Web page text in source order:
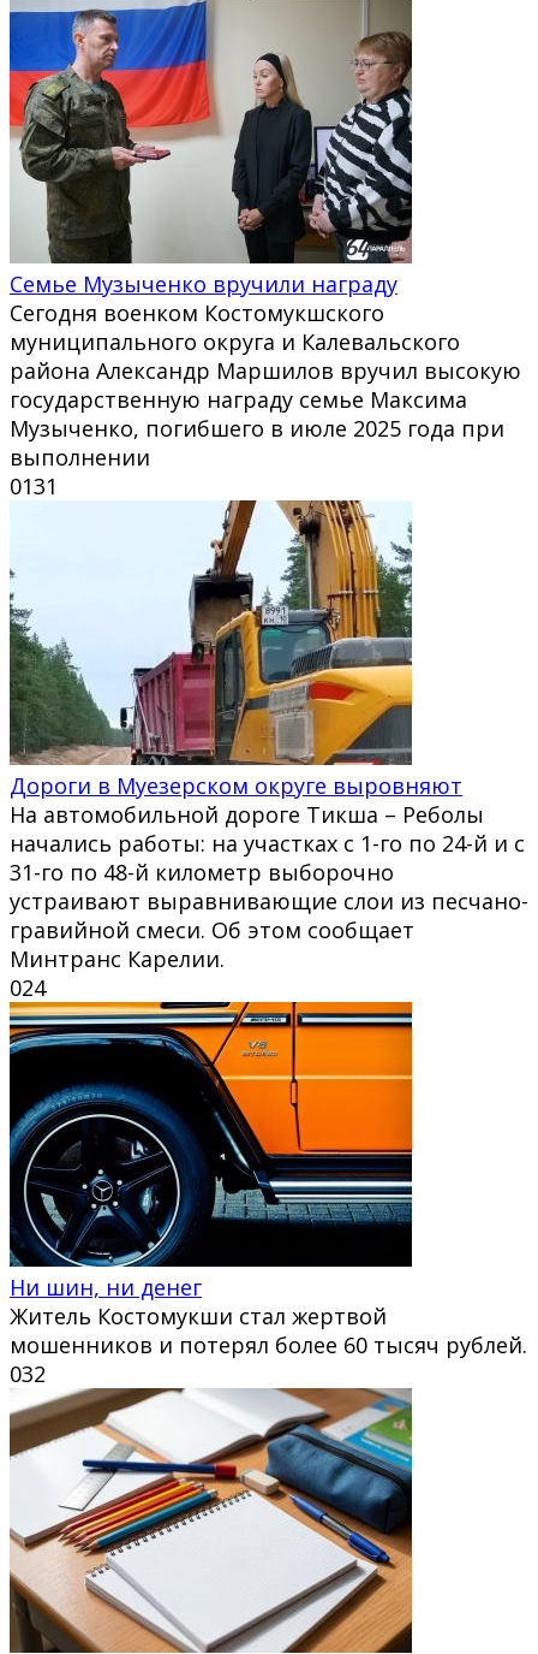
Семье Музыченко вручили награду
Сегодня военком Костомукшского
муниципального округа и Калевальского
района Александр Маршилов вручил высокую
государственную награду семье Максима
Музыченко, погибшего в июле 2025 года при
выполнении
0131
Дороги в Муезерском округе выровняют
На автомобильной дороге Тикша – Реболы
начались работы: на участках с 1-го по 24-й и с
31-го по 48-й километр выборочно
устраивают выравнивающие слои из песчано-
гравийной смеси. Об этом сообщает
Минтранс Карелии.
024
Ни шин, ни денег
Житель Костомукши стал жертвой
мошенников и потерял более 60 тысяч рублей.
032